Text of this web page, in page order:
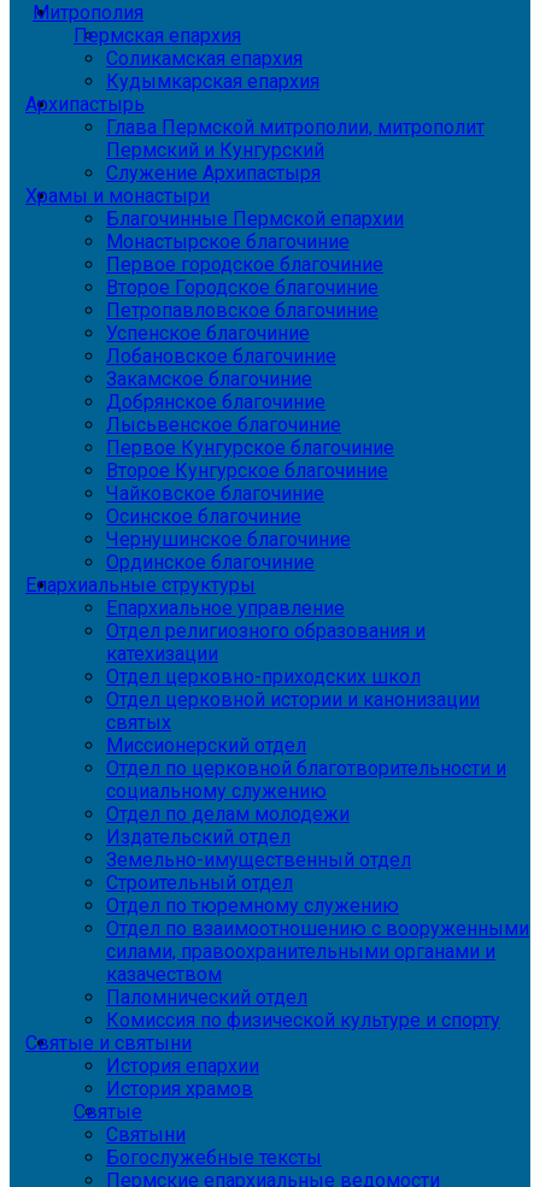
Митрополия
Пермская епархия
Соликамская епархия
Кудымкарская епархия
Архипастырь
Глава Пермской митрополии, митрополит
Пермский и Кунгурский
Служение Архипастыря
Храмы и монастыри
Благочинные Пермской епархии
Монастырское благочиние
Первое городское благочиние
Второе Городское благочиние
Петропавловское благочиние
Успенское благочиние
Лобановское благочиние
Закамское благочиние
Добрянское благочиние
Лысьвенское благочиние
Первое Кунгурское благочиние
Второе Кунгурское благочиние
Чайковское благочиние
Осинское благочиние
Чернушинское благочиние
Ординское благочиние
Епархиальные структуры
Епархиальное управление
Отдел религиозного образования и
катехизации
Отдел церковно-приходских школ
Отдел церковной истории и канонизации
святых
Миссионерский отдел
Отдел по церковной благотворительности и
социальному служению
Отдел по делам молодежи
Издательский отдел
Земельно-имущественный отдел
Строительный отдел
Отдел по тюремному служению
Отдел по взаимоотношению с вооруженными
силами, правоохранительными органами и
казачеством
Паломнический отдел
Комиссия по физической культуре и спорту
Святые и святыни
История епархии
История храмов
Святые
Святыни
Богослужебные тексты
Пермские епархиальные ведомости